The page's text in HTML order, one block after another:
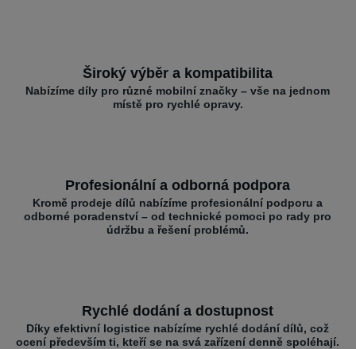
Široký výběr a kompatibilita
Nabízíme díly pro různé mobilní značky – vše na jednom
místě pro rychlé opravy.
Profesionální a odborná podpora
Kromě prodeje dílů nabízíme profesionální podporu a
odborné poradenství – od technické pomoci po rady pro
údržbu a řešení problémů.
Rychlé dodání a dostupnost
Díky efektivní logistice nabízíme rychlé dodání dílů, což
ocení především ti, kteří se na svá zařízení denně spoléhají.